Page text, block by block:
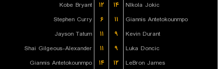
Kobe Bryant
۱۲ ۱۴
NIkola Jokic
Stephen Curry
۶ ۱۱
Giannis Antetokounmpo
Jayson Tatum
۱۱ ۹
Kevin Durant
Shai Gilgeous-Alexander
۱۱ ۹
Luka Doncic
Giannis Antetokounmpo
۱۴ ۱۲
LeBron James